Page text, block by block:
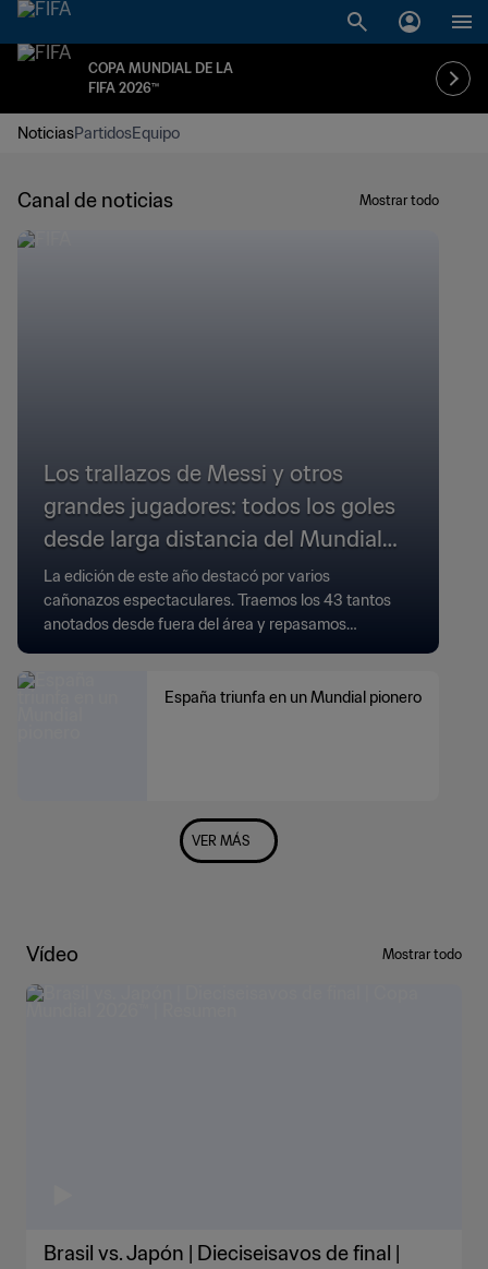
COPA MUNDIAL DE LA
FIFA 2026™
NoticiasPartidosEquipo
Canal de noticias Mostrar todo
Los trallazos de Messi y otros
grandes jugadores: todos los goles
desde larga distancia del Mundial
2026
La edición de este año destacó por varios
cañonazos espectaculares. Traemos los 43 tantos
anotados desde fuera del área y repasamos
España triunfa en un Mundial pionero
VER MÁS
Vídeo Mostrar todo
Brasil vs. Japón | Dieciseisavos de final |